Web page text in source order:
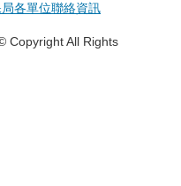
各單位聯絡資訊
Copyright All Rights